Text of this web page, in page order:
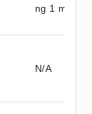
ng 1
N/A